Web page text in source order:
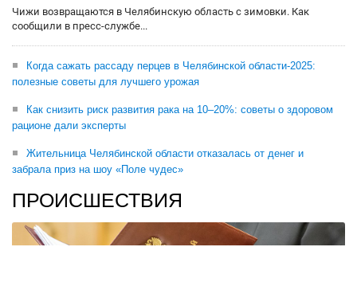
Чижи возвращаются в Челябинскую область с зимовки. Как
сообщили в пресс-службе...
Когда сажать рассаду перцев в Челябинской области-2025:
полезные советы для лучшего урожая
Как снизить риск развития рака на 10–20%: советы о здоровом
рационе дали эксперты
Жительница Челябинской области отказалась от денег и
забрала приз на шоу «Поле чудес»
ПРОИСШЕСТВИЯ